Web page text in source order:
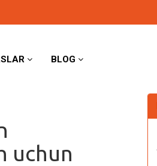
BLOG
uchun